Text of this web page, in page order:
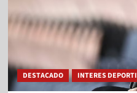
DESTACADO INTERES